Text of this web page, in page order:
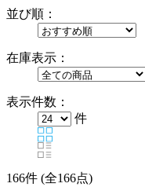
並び順：
在庫表示：
表示件数：
件
166件 (全166点)